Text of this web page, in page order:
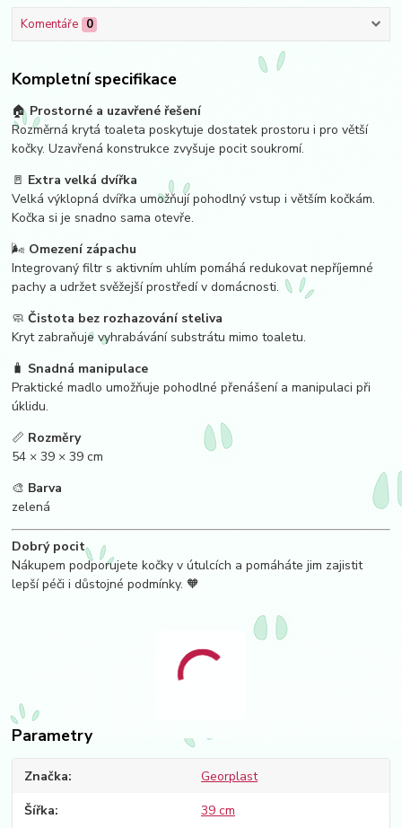
Komentáře 0
Kompletní specifikace
🏠 Prostorné a uzavřené řešení
Rozměrná krytá toaleta poskytuje dostatek prostoru i pro větší
kočky. Uzavřená konstrukce zvyšuje pocit soukromí.
🚪 Extra velká dvířka
Velká výklopná dvířka umožňují pohodlný vstup i větším kočkám.
Kočka si je snadno sama otevře.
🌬️ Omezení zápachu
Integrovaný filtr s aktivním uhlím pomáhá redukovat nepříjemné
pachy a udržet svěžejší prostředí v domácnosti.
🧼Čistota bez rozhazování steliva
Kryt zabraňuje vyhrabávání substrátu mimo toaletu.
🧳 Snadná manipulace
Praktické madlo umožňuje pohodlné přenášení a manipulaci při
úklidu.
📏 Rozměry
54 × 39 × 39 cm
🎨 Barva
zelená
Dobrý pocit
Nákupem podporujete kočky v útulcích a pomáháte jim zajistit
lepší péči i důstojné podmínky. 🧡
Parametry
Značka Georplast
Šířka 39 cm